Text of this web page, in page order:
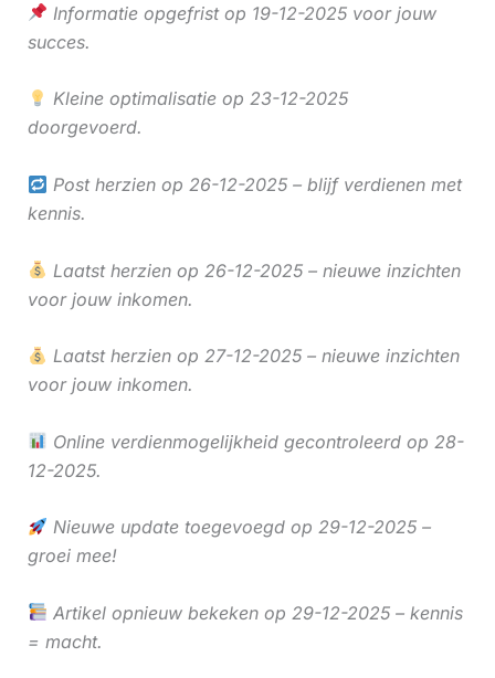
Informatie opgefrist op 19-12-2025 voor jouw
succes.
Kleine optimalisatie op 23-12-2025
doorgevoerd.
Post herzien op 26-12-2025 – blijf verdienen met
kennis.
Laatst herzien op 26-12-2025 – nieuwe inzichten
voor jouw inkomen.
Laatst herzien op 27-12-2025 – nieuwe inzichten
voor jouw inkomen.
Online verdienmogelijkheid gecontroleerd op 28-
12-2025.
Nieuwe update toegevoegd op 29-12-2025 –
groei mee!
Artikel opnieuw bekeken op 29-12-2025 – kennis
= macht.